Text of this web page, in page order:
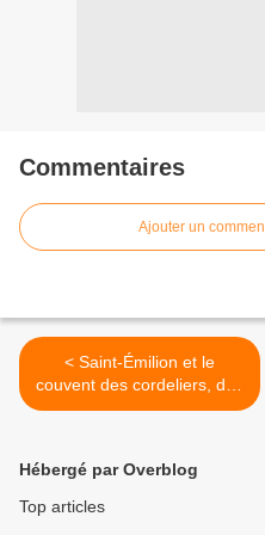
Commentaires
Ajouter un
< Saint-Émilion et le
couvent des cordeliers, des
joyaux historiques au cœur
Hébergé par Overblog
Top articles